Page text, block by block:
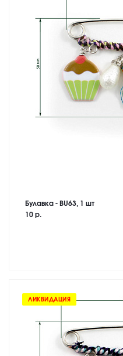
Булавка - BU63, 1 шт
10 р.
ЛИКВИДАЦИЯ